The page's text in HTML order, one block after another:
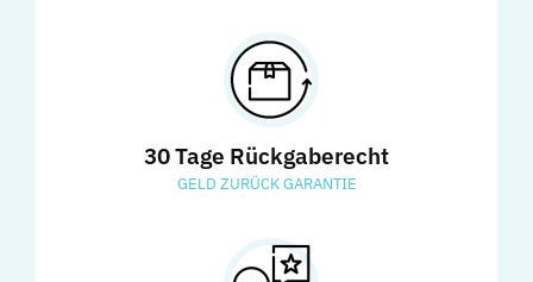
30 Tage Rückgaberecht
GELD ZURÜCK GARANTIE